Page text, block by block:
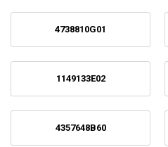
4738810G01
1149133E02
4357648B60